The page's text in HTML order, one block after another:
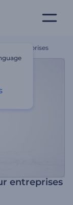
Entreprises
entreprises